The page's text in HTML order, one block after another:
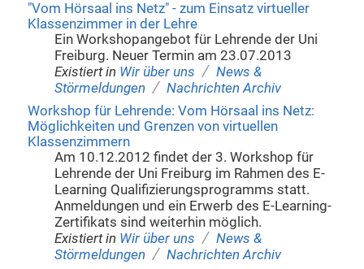
"Vom Hörsaal ins Netz" - zum Einsatz virtueller
Klassenzimmer in der Lehre
Ein Workshopangebot für Lehrende der Uni
Freiburg. Neuer Termin am 23.07.2013
Existiert in Wir über uns / News &
Störmeldungen / Nachrichten Archiv
Workshop für Lehrende: Vom Hörsaal ins Netz:
Möglichkeiten und Grenzen von virtuellen
Klassenzimmern
Am 10.12.2012 findet der 3. Workshop für
Lehrende der Uni Freiburg im Rahmen des E-
Learning Qualifizierungsprogramms statt.
Anmeldungen und ein Erwerb des E-Learning-
Zertifikats sind weiterhin möglich.
Existiert in Wir über uns / News &
Störmeldungen / Nachrichten Archiv